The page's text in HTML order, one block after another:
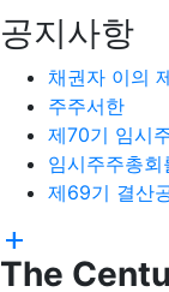
공지사항
채권자 이의
주주서한
제70기 임시
임시주주총
제69기 결산
add
The